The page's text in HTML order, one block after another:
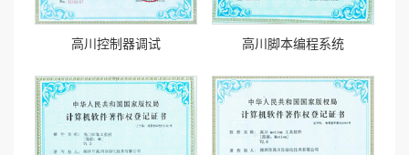
高川控制器调试 高川脚本编程系统